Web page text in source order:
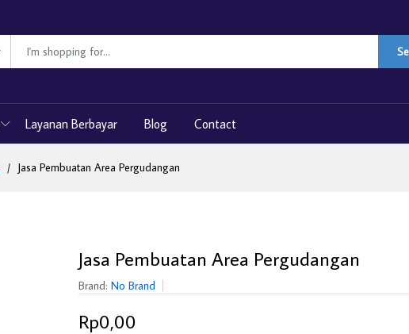
Layanan Berbayar Blog Contact
Jasa Pembuatan Area Pergudangan
Jasa Pembuatan Area Pergudangan
Brand: No Brand
Rp0,00